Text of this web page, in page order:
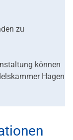
zu
können
Hagen